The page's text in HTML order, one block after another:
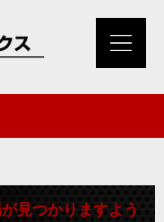
見つかりますよう